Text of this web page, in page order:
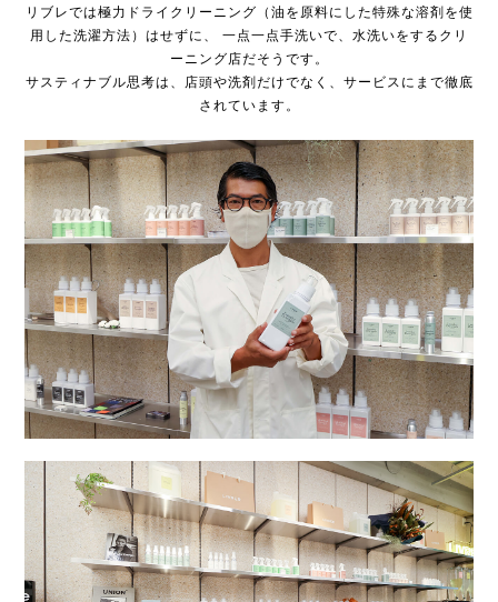
リブレでは極力ドライクリーニング（油を原料にした特殊な溶剤を使
用した洗濯方法）はせずに、
一点一点手洗いで、水洗いをするクリ
ーニング店だそうです。
サスティナブル思考は、店頭や洗剤だけでなく、サービスにまで徹底
されています。